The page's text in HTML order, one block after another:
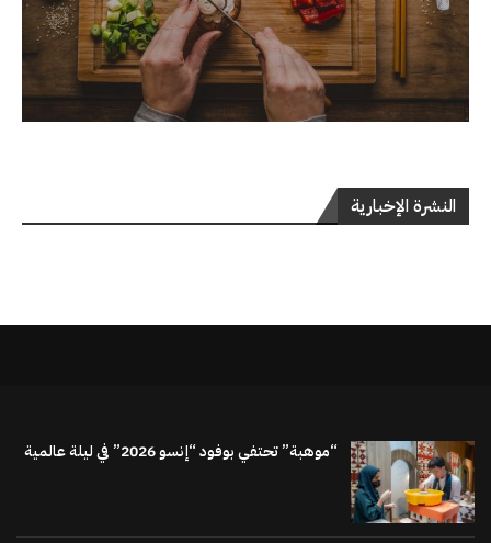
النشرة الإخبارية
“موهبة” تحتفي بوفود “إنسو 2026” في ليلة عالمية